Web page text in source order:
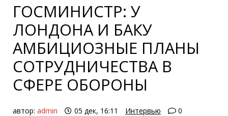
ГОСМИНИСТР: У
ЛОНДОНА И БАКУ
АМБИЦИОЗНЫЕ ПЛАНЫ
СОТРУДНИЧЕСТВА В
СФЕРЕ ОБОРОНЫ
автор: admin 05 дек, 16:11 Интервью
0